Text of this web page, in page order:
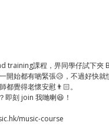
training課程，畀同學仔試下夾
開始都有啲緊張😥，不過好快就
都覺得老懷安慰👨🏻。
刻 join 我哋喇😆！
music-course